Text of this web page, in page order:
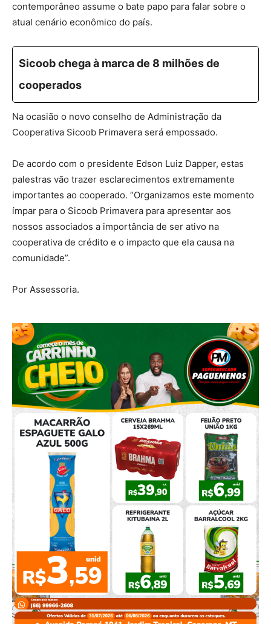
contemporâneo assume o bate papo para falar sobre o
atual cenário econômico do país.
Sicoob chega à marca de 8 milhões de
cooperados
Na ocasião o novo conselho de Administração da
Cooperativa Sicoob Primavera será empossado.
De acordo com o presidente Edson Luiz Dapper, estas
palestras vão trazer esclarecimentos extremamente
importantes ao cooperado. “Organizamos este momento
ímpar para o Sicoob Primavera para apresentar aos
nossos associados a importância de ser ativo na
cooperativa de crédito e o impacto que ela causa na
comunidade”.
Por Assessoria.